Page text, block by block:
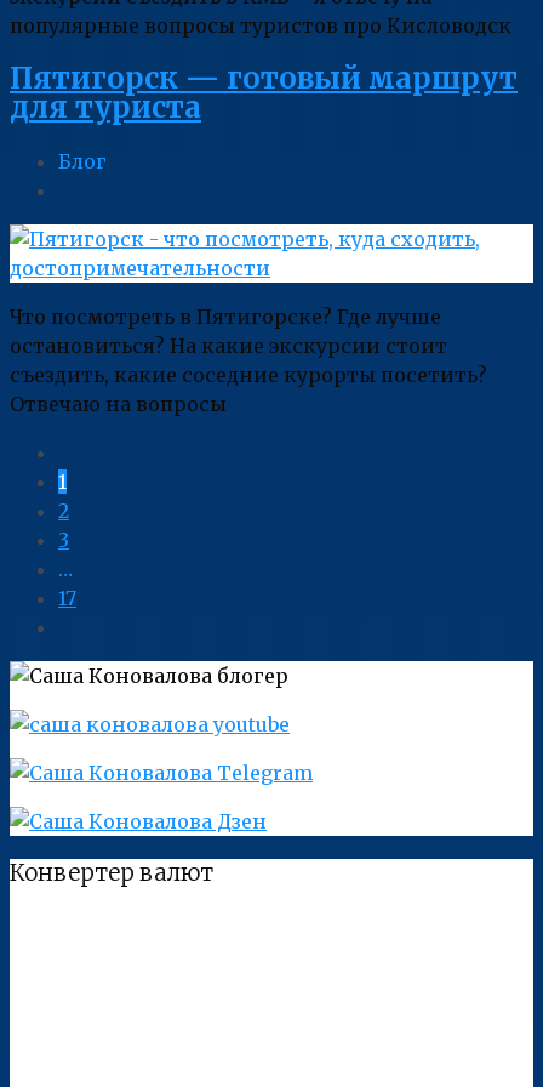
популярные вопросы туристов про Кисловодск
Пятигорск — готовый маршрут
для туриста
Блог
Что посмотреть в Пятигорске? Где лучше
остановиться? На какие экскурсии стоит
съездить, какие соседние курорты посетить?
Отвечаю на вопросы
1
2
3
…
17
Конвертер валют